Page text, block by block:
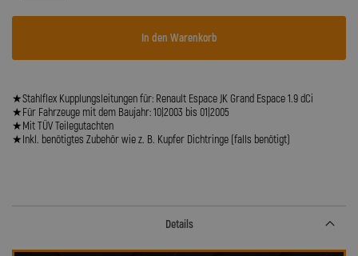
In den Warenkorb
★Stahlflex Kupplungsleitungen für: Renault Espace JK Grand Espace 1.9 dCi
★Für Fahrzeuge mit dem Baujahr: 10|2003 bis 01|2005
★Mit TÜV Teilegutachten
★Inkl. benötigtes Zubehör wie z. B. Kupfer Dichtringe (falls benötigt)
Details